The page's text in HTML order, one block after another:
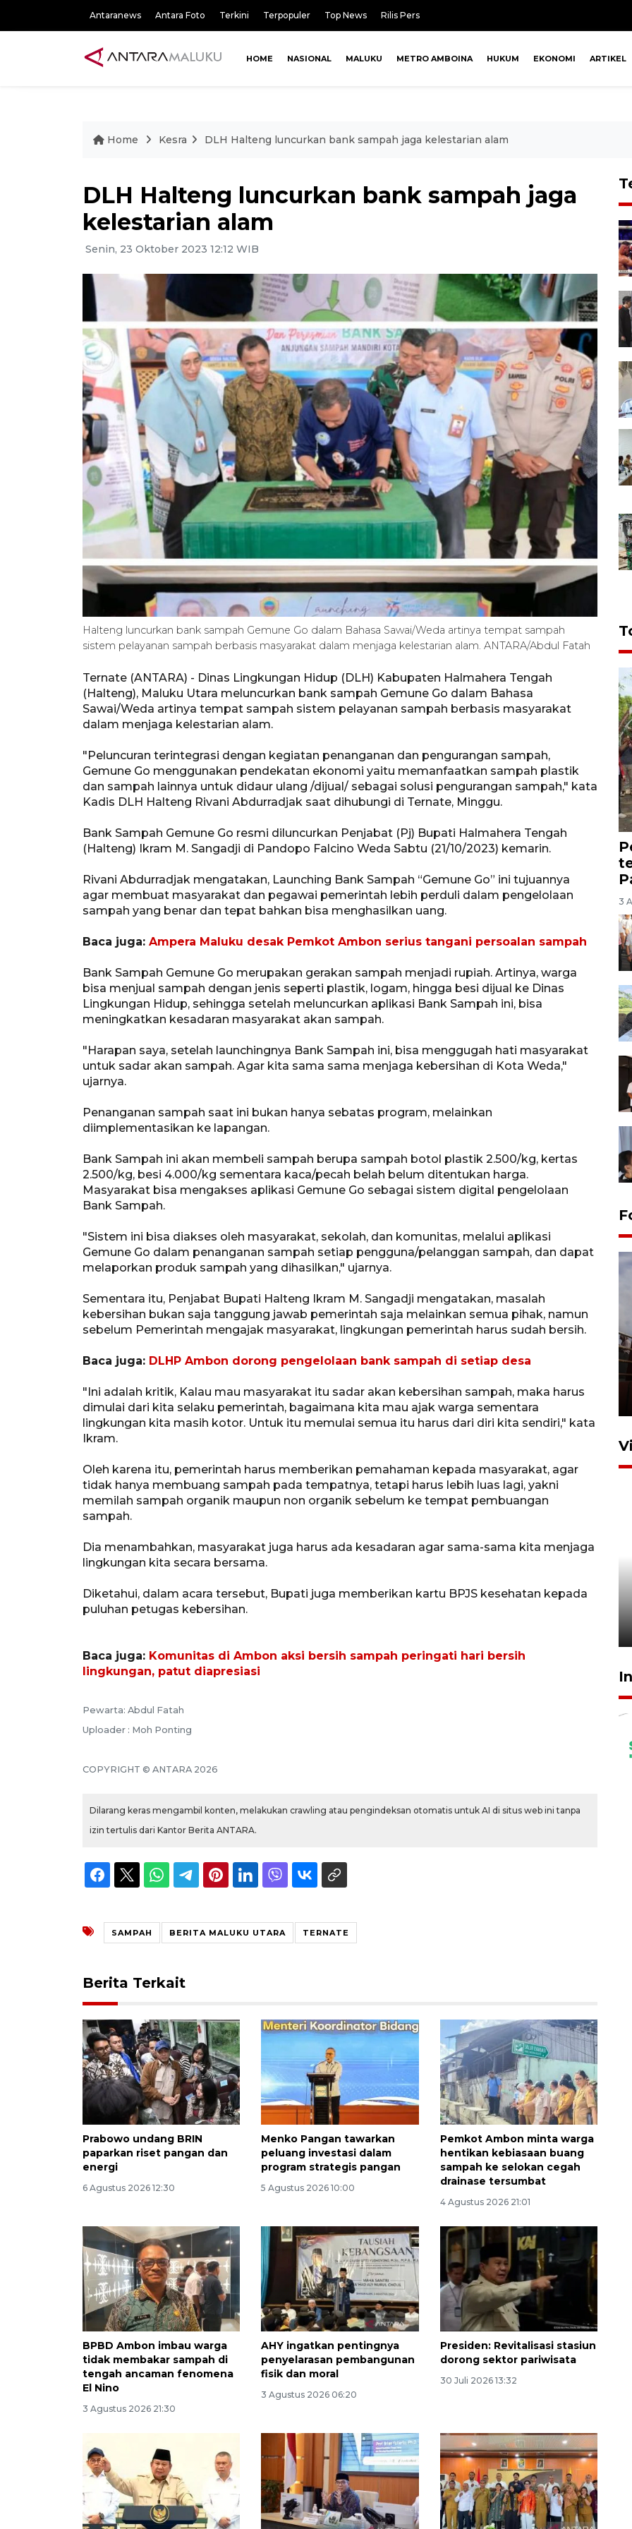
Antaranews Antara Foto Terkini Terpopuler Top News Rilis Pers
HOME NASIONAL MALUKU METRO AMBOINA HUKUM EKONOMI ARTIKEL
Home Kesra DLH Halteng luncurkan bank sampah jaga kelestarian alam
DLH Halteng luncurkan bank sampah jaga
kelestarian alam
Senin, 23 Oktober 2023 12:12 WIB
Halteng luncurkan bank sampah Gemune Go dalam Bahasa Sawai/Weda artinya tempat sampah
sistem pelayanan sampah berbasis masyarakat dalam menjaga kelestarian alam. ANTARA/Abdul Fatah
Ternate (ANTARA) - Dinas Lingkungan Hidup (DLH) Kabupaten Halmahera Tengah
(Halteng), Maluku Utara meluncurkan bank sampah Gemune Go dalam Bahasa
Sawai/Weda artinya tempat sampah sistem pelayanan sampah berbasis masyarakat
dalam menjaga kelestarian alam.
"Peluncuran terintegrasi dengan kegiatan penanganan dan pengurangan sampah,
Gemune Go menggunakan pendekatan ekonomi yaitu memanfaatkan sampah plastik
dan sampah lainnya untuk didaur ulang /dijual/ sebagai solusi pengurangan sampah," kata
Kadis DLH Halteng Rivani Abdurradjak saat dihubungi di Ternate, Minggu.
Bank Sampah Gemune Go resmi diluncurkan Penjabat (Pj) Bupati Halmahera Tengah
(Halteng) Ikram M. Sangadji di Pandopo Falcino Weda Sabtu (21/10/2023) kemarin.
Rivani Abdurradjak mengatakan, Launching Bank Sampah “Gemune Go” ini tujuannya
agar membuat masyarakat dan pegawai pemerintah lebih perduli dalam pengelolaan
sampah yang benar dan tepat bahkan bisa menghasilkan uang.
Baca juga: Ampera Maluku desak Pemkot Ambon serius tangani persoalan sampah
Bank Sampah Gemune Go merupakan gerakan sampah menjadi rupiah. Artinya, warga
bisa menjual sampah dengan jenis seperti plastik, logam, hingga besi dijual ke Dinas
Lingkungan Hidup, sehingga setelah meluncurkan aplikasi Bank Sampah ini, bisa
meningkatkan kesadaran masyarakat akan sampah.
"Harapan saya, setelah launchingnya Bank Sampah ini, bisa menggugah hati masyarakat
untuk sadar akan sampah. Agar kita sama sama menjaga kebersihan di Kota Weda,"
ujarnya.
Penanganan sampah saat ini bukan hanya sebatas program, melainkan
diimplementasikan ke lapangan.
Bank Sampah ini akan membeli sampah berupa sampah botol plastik 2.500/kg, kertas
2.500/kg, besi 4.000/kg sementara kaca/pecah belah belum ditentukan harga.
Masyarakat bisa mengakses aplikasi Gemune Go sebagai sistem digital pengelolaan
Bank Sampah.
"Sistem ini bisa diakses oleh masyarakat, sekolah, dan komunitas, melalui aplikasi
Gemune Go dalam penanganan sampah setiap pengguna/pelanggan sampah, dan dapat
melaporkan produk sampah yang dihasilkan," ujarnya.
Sementara itu, Penjabat Bupati Halteng Ikram M. Sangadji mengatakan, masalah
kebersihan bukan saja tanggung jawab pemerintah saja melainkan semua pihak, namun
sebelum Pemerintah mengajak masyarakat, lingkungan pemerintah harus sudah bersih.
Baca juga: DLHP Ambon dorong pengelolaan bank sampah di setiap desa
"Ini adalah kritik, Kalau mau masyarakat itu sadar akan kebersihan sampah, maka harus
dimulai dari kita selaku pemerintah, bagaimana kita mau ajak warga sementara
lingkungan kita masih kotor. Untuk itu memulai semua itu harus dari diri kita sendiri," kata
Ikram.
Oleh karena itu, pemerintah harus memberikan pemahaman kepada masyarakat, agar
tidak hanya membuang sampah pada tempatnya, tetapi harus lebih luas lagi, yakni
memilah sampah organik maupun non organik sebelum ke tempat pembuangan
sampah.
Dia menambahkan, masyarakat juga harus ada kesadaran agar sama-sama kita menjaga
lingkungan kita secara bersama.
Diketahui, dalam acara tersebut, Bupati juga memberikan kartu BPJS kesehatan kepada
puluhan petugas kebersihan.
Baca juga: Komunitas di Ambon aksi bersih sampah peringati hari bersih
lingkungan, patut diapresiasi
Pewarta: Abdul Fatah
Uploader : Moh Ponting
COPYRIGHT © ANTARA 2026
Dilarang keras mengambil konten, melakukan crawling atau pengindeksan otomatis untuk AI di situs web ini tanpa
izin tertulis dari Kantor Berita ANTARA.
SAMPAH BERITA MALUKU UTARA TERNATE
Berita Terkait
Prabowo undang BRIN
paparkan riset pangan dan
energi
6 Agustus 2026 12:30
Menko Pangan tawarkan
peluang investasi dalam
program strategis pangan
5 Agustus 2026 10:00
Pemkot Ambon minta warga
hentikan kebiasaan buang
sampah ke selokan cegah
drainase tersumbat
4 Agustus 2026 21:01
BPBD Ambon imbau warga
tidak membakar sampah di
tengah ancaman fenomena
El Nino
3 Agustus 2026 21:30
AHY ingatkan pentingnya
penyelarasan pembangunan
fisik dan moral
3 Agustus 2026 06:20
Presiden: Revitalisasi stasiun
dorong sektor pariwisata
30 Juli 2026 13:32
3
Unjuk rasa protes penataan
5 Mei 2026 05:32
ruang pada anak di lembaga
Awas penipuan berbasis AI
2026-08-07 13:45:00